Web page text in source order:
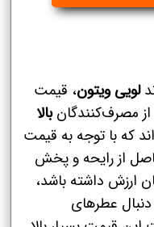
لویی ویتون، قیمت
از مصرف‌کنندگانبالا
که با توجه به قیمت
از رایحه و پخش
ارزش داشته باشد،
عطرهای